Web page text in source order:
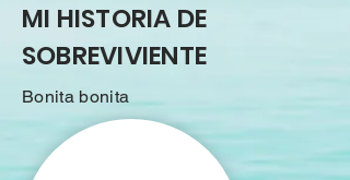
MI HISTORIA DE
SOBREVIVIENTE
Bonita bonita